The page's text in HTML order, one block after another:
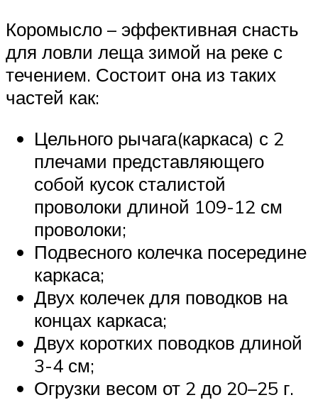
Коромысло – эффективная снасть
для ловли леща зимой на реке с
течением. Состоит она из таких
частей как:
Цельного рычага(каркаса) с 2
плечами представляющего
собой кусок сталистой
проволоки длиной 109-12 см
проволоки;
Подвесного колечка посередине
каркаса;
Двух колечек для поводков на
концах каркаса;
Двух коротких поводков длиной
3-4 см;
Огрузки весом от 2 до 20–25 г.